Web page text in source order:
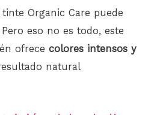
Organic Care puede
eso no es todo, este
ofrece colores intensos y
natural